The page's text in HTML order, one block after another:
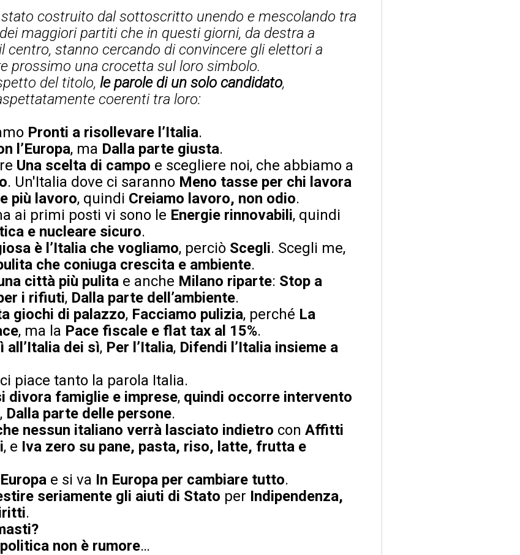
costruito dal sottoscritto unendo e mescolando tra
dei maggiori partiti che in questi giorni, da destra a
centro, stanno cercando di convincere gli elettori a
prossimo una crocetta sul loro simbolo.
del titolo, le parole di un solo candidato,
coerenti tra loro:
Pronti a risollevare l’Italia.
l’Europa, ma Dalla parte giusta.
Una scelta di campo e scegliere noi, che abbiamo a
. Un'Italia dove ci saranno Meno tasse per chi lavora
più lavoro, quindi Creiamo lavoro, non odio.
ai primi posti vi sono le Energie rinnovabili, quindi
e nucleare sicuro.
è l’Italia che vogliamo, perciò Scegli. Scegli me,
che coniuga crescita e ambiente.
città più pulita e anche Milano riparte: Stop a
i rifiuti, Dalla parte dell’ambiente.
giochi di palazzo, Facciamo pulizia, perché La
, ma la Pace fiscale e flat tax al 15%.
all’Italia dei sì, Per l’Italia, Difendi l’Italia insieme a
piace tanto la parola Italia.
divora famiglie e imprese, quindi occorre intervento
, Dalla parte delle persone.
nessun italiano verrà lasciato indietro con Affitti
, e Iva zero su pane, pasta, riso, latte, frutta e
e si va In Europa per cambiare tutto.
seriamente gli aiuti di Stato per Indipendenza,
.
non è rumore…